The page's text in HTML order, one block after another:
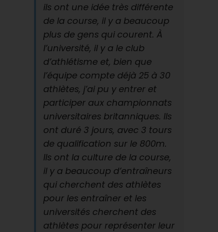
ils ont une idée très différente
de la course, il y a beaucoup
plus de gens qui courent. À
l’université, il y a le club
d’athlétisme et, bien que
l’équipe compte déjà 25 à 30
athlètes, j’ai pu y entrer et
participer aux championnats
universitaires britanniques. Ils
ont duré 3 jours, avec 3 tours
de qualification sur le 800m.
Ils ont la culture de la course,
il y a beaucoup d’entraîneurs
qui cherchent des athlètes
pour les entraîner et les
universités cherchent des
athlètes pour représenter leur